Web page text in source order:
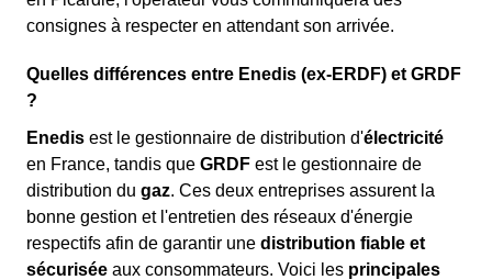
consignes à respecter en attendant son arrivée.
Quelles différences entre Enedis (ex-ERDF) et GRDF
?
Enedis est le gestionnaire de distribution d'électricité
en France, tandis que GRDF est le gestionnaire de
distribution du gaz. Ces deux entreprises assurent la
bonne gestion et l'entretien des réseaux d'énergie
respectifs afin de garantir une distribution fiable et
sécurisée aux consommateurs. Voici les principales